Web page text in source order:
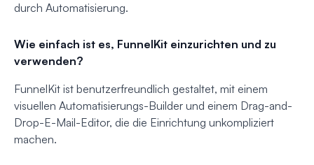
durch Automatisierung.
Wie einfach ist es, FunnelKit einzurichten und zu
verwenden?
FunnelKit ist benutzerfreundlich gestaltet, mit einem
visuellen Automatisierungs-Builder und einem Drag-and-
Drop-E-Mail-Editor, die die Einrichtung unkompliziert
machen.